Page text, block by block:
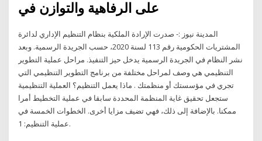
على الرفاهية والتوازن في
المدينة نيوز :- صدرت الإرادة الملكية بنظام التنظيم الإداري لدائرة
المشتريات الحكومية رقم 113 لسنة 2020، حسب الجريدة الرسمية. وبعد
نشر النظام في الجريدة الرسمية يدخل حيز التنفيذ. مراحل عملية التطوير
التنظيمي هي وصف لمراحل مختلفة من برنامج التطوير التنظيمي التي
تجري في مؤسستك أو منظمتك . ماذا يعمل التنظيم؟ العملية التنظيمية
ستجعل تحقيق غاية المنظمة المحددة سابقا في عملية التخطيط أمرا
ممكنا. بالإضافة إلى ذلك، فهي تضيف مزايا أخرى. الخطوات الخمسة في
عملية التنظيم: 1.